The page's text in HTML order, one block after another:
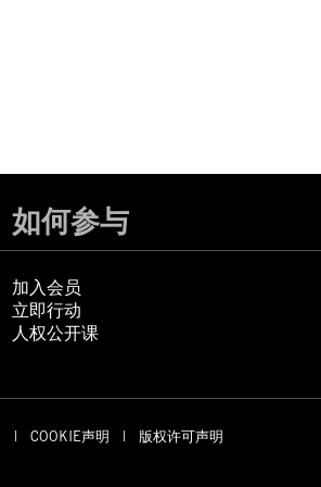
如何参与
加入会员
立即行动
人权公开课
COOKIE声明
版权许可声明